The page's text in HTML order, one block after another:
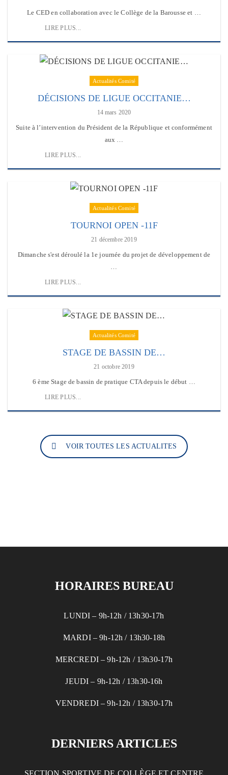
Le CED en collaboration avec le Collège de la Barousse et …
LIRE PLUS...
Actualités Comité
DÉCISIONS DE LIGUE OCCITANIE…
14 mars 2020
Suite à l’intervention du Président de la République et conformément
aux …
LIRE PLUS...
Actualités Comité
TOURNOI OPEN -11F
21 décembre 2019
Dimanche s'est déroulé la 1e journée du projet de développement de
…
LIRE PLUS...
Actualités Comité
STAGE DE BASSIN DE…
21 octobre 2019
6 ème Stage de bassin de pratique CTA depuis le début …
LIRE PLUS...
VOIR TOUTES LES ACTUALITES
HORAIRES BUREAU
LUNDI – 9h-12h / 13h30-17h
MARDI – 9h-12h / 13h30-18h
MERCREDI – 9h-12h / 13h30-17h
JEUDI – 9h-12h / 13h30-16h
VENDREDI – 9h-12h / 13h30-17h
DERNIERS ARTICLES